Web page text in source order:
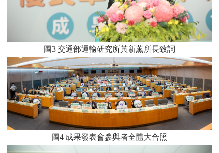
圖3 交通部運輸研究所黃新薰所長致詞
圖4 成果發表會參與者全體大合照